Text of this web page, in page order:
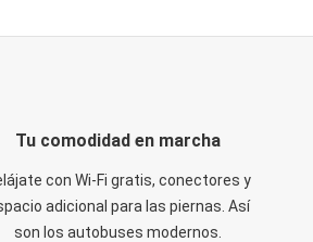
Tu comodidad en marcha
con Wi-Fi gratis, conectores y
adicional para las piernas. Así
son los autobuses modernos.